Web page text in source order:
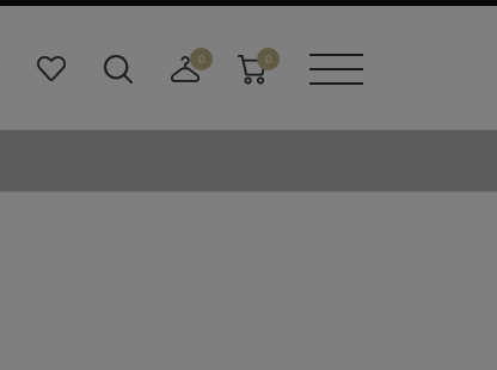
り
ダ
0
寄
0